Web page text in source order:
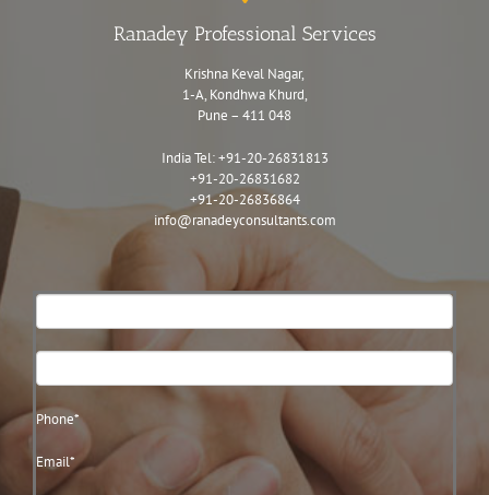
Ranadey Professional Services
Krishna Keval Nagar,
1-A, Kondhwa Khurd,
Pune – 411 048
India Tel:+91-20-26831813
+91-20-26831682
+91-20-26836864
info@ranadeyconsultants.com
Contact
Us